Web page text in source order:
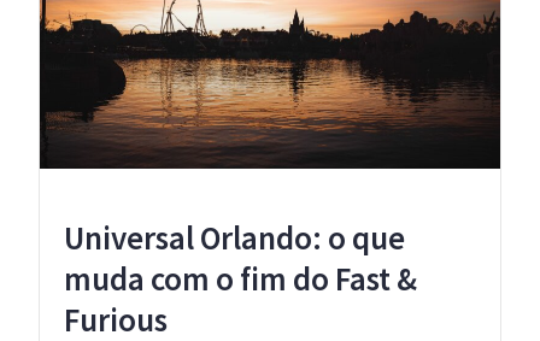
Universal Orlando: o que
muda com o fim do Fast &
Furious